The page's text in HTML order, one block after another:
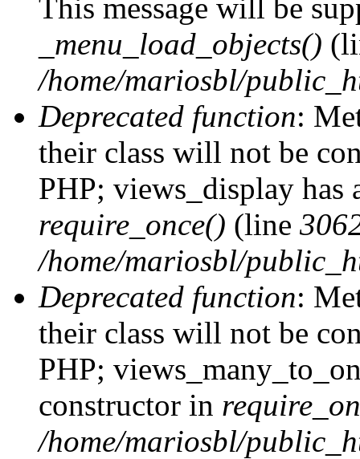
This message will be
_menu_load_objects()
/home/mariosbl/
Deprecated function:
their class will not be
PHP; views_display has
require_once() (line
/home/mariosbl/
Deprecated function:
their class will not be
PHP;
constructor in
/home/mariosbl/